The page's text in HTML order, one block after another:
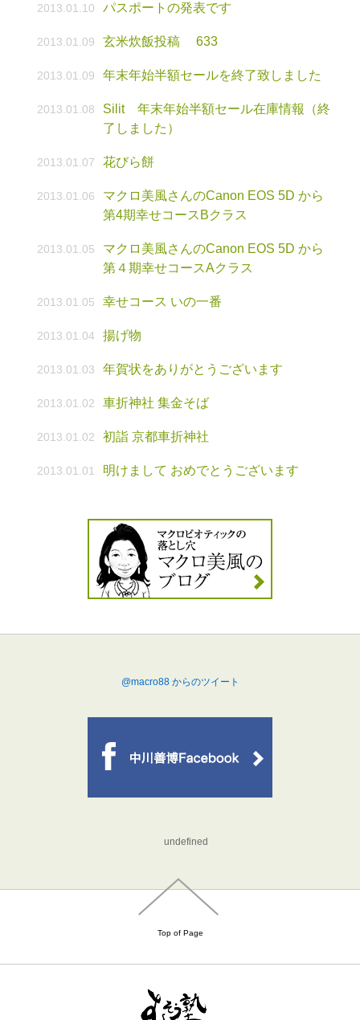
2013.01.10 パスポートの発表です
2013.01.09 玄米炊飯投稿 633
2013.01.09 年末年始半額セールを終了致しました
2013.01.08
Silit 年末年始半額セール在庫情報（終
了しました）
2013.01.07 花びら餅
2013.01.06
マクロ美風さんのCanon EOS 5D から
第4期幸せコースBクラス
2013.01.05
マクロ美風さんのCanon EOS 5D から
第４期幸せコースAクラス
2013.01.05 幸せコース いの一番
2013.01.04 揚げ物
2013.01.03 年賀状をありがとうございます
2013.01.02 車折神社 集金そば
2013.01.02 初詣 京都車折神社
2013.01.01 明けまして おめでとうございます
@macro88 からのツイート
undefined
Top of Page